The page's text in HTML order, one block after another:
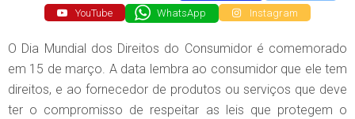
YouTube
WhatsApp Instagram
O Dia Mundial dos Direitos do Consumidor é comemorado
em 15 de março. A data lembra ao consumidor que ele tem
direitos, e ao fornecedor de produtos ou serviços que deve
ter o compromisso de respeitar as leis que protegem o